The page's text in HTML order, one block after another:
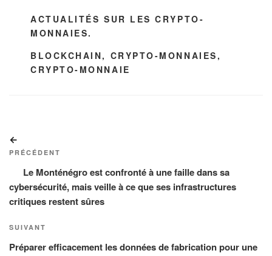
CATÉGORIES
ACTUALITÉS SUR LES CRYPTO-
MONNAIES.
ÉTIQUETTES
BLOCKCHAIN, CRYPTO-MONNAIES ,
CRYPTO-MONNAIE
de
l’article
précédent
PRÉCÉDENT
Le Monténégro est confronté à une faille dans sa
cybersécurité, mais veille à ce que ses infrastructures
critiques restent sûres
Article
suivant
SUIVANT
Préparer efficacement les données de fabrication pour une